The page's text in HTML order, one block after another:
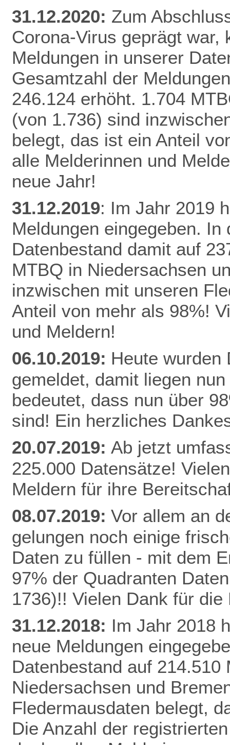
31.12.2020: Zum
Corona-Virus geprägt war,
Meldungen in unserer
Gesamtzahl der
246.124 erhöht. 1.704
(von 1.736) sind
belegt, das ist ein Anteil
alle Melderinnen und
neue Jahr!
31.12.2019: Im Jahr 2019
Meldungen eingegeben.
Datenbestand damit auf
MTBQ in Niedersachsen
inzwischen mit unseren
Anteil von mehr als 98%!
und Meldern!
06.10.2019: Heute wurden
gemeldet, damit liegen
bedeutet, dass nun über
sind! Ein herzliches
20.07.2019: Ab jetzt
225.000 Datensätze!
Meldern für ihre
08.07.2019: Vor allem an
gelungen noch einige
Daten zu füllen - mit dem
97% der Quadranten
1736)!! Vielen Dank für die
31.12.2018: Im Jahr 2018
neue Meldungen
Datenbestand auf
Niedersachsen und
Fledermausdaten belegt,
Die Anzahl der